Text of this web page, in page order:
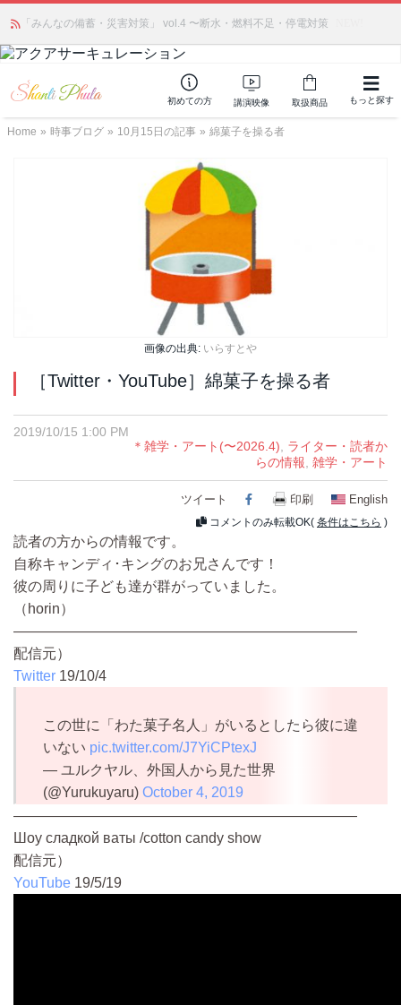
「みんなの備蓄・災害対策」 vol.4 〜断水・燃料不足・停電対策
（旧称：馬ジェル）を発売しました🎉 ＆ 発売記念で8月末までポイント還元
初めての方 講演映像 取扱商品 もっと探す
Home » 時事ブログ » 10月15日の記事 » 綿菓子を操る者
画像の出典: いらすとや
［Twitter・YouTube］綿菓子を操る者
2019/10/15 1:00 PM
＊雑学・アート(〜2026.4), ライター・読者か
らの情報, 雑学・アート
ツイート Facebook
印刷 English
コメントのみ転載OK( 条件はこちら )
読者の方からの情報です。
自称キャンディ･キングのお兄さんです！
彼の周りに子ども達が群がっていました。
（horin）
————————————————————————
配信元）
Twitter 19/10/4
この世に「わた菓子名人」がいるとしたら彼に違
いない pic.twitter.com/J7YiCPtexJ
— ユルクヤル、外国人から見た世界
(@Yurukuyaru) October 4, 2019
————————————————————————
Шоу сладкой ваты /cotton candy show
配信元）
YouTube 19/5/19